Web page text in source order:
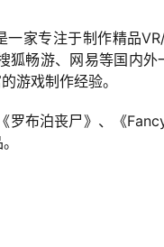
家专注于制作精品
畅游、网易等国内
游戏制作经验。
罗布泊丧尸》、《